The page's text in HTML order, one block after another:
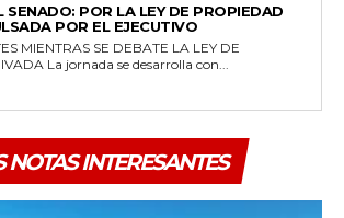
SENADO: POR LA LEY DE PROPIEDAD
POR EL EJECUTIVO
MIENTRAS SE DEBATE LA LEY DE
PROPIEDAD PRIVADA La jornada se desarrolla con...
NOTAS INTERESANTES